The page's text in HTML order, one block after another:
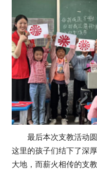
最后本次支教活动
这里的孩子们结下了深
大地，而薪火相传的支